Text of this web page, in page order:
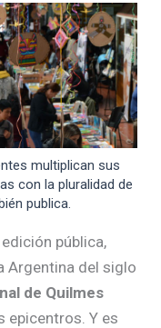
multiplican sus
con la pluralidad de
publica.
pública,
Argentina del siglo
de Quilmes
epicentros. Y es